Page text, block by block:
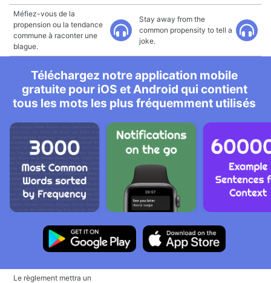
Méfiez-vous de la
propension ou la tendance
commune à raconter une
blague.
Stay away from the
common propensity to tell a
joke.
Téléchargez notre application mobile
gratuite pour iOS et Android qui contient
tous les mots les plus fréquemment utilisés
Le règlement mettra un